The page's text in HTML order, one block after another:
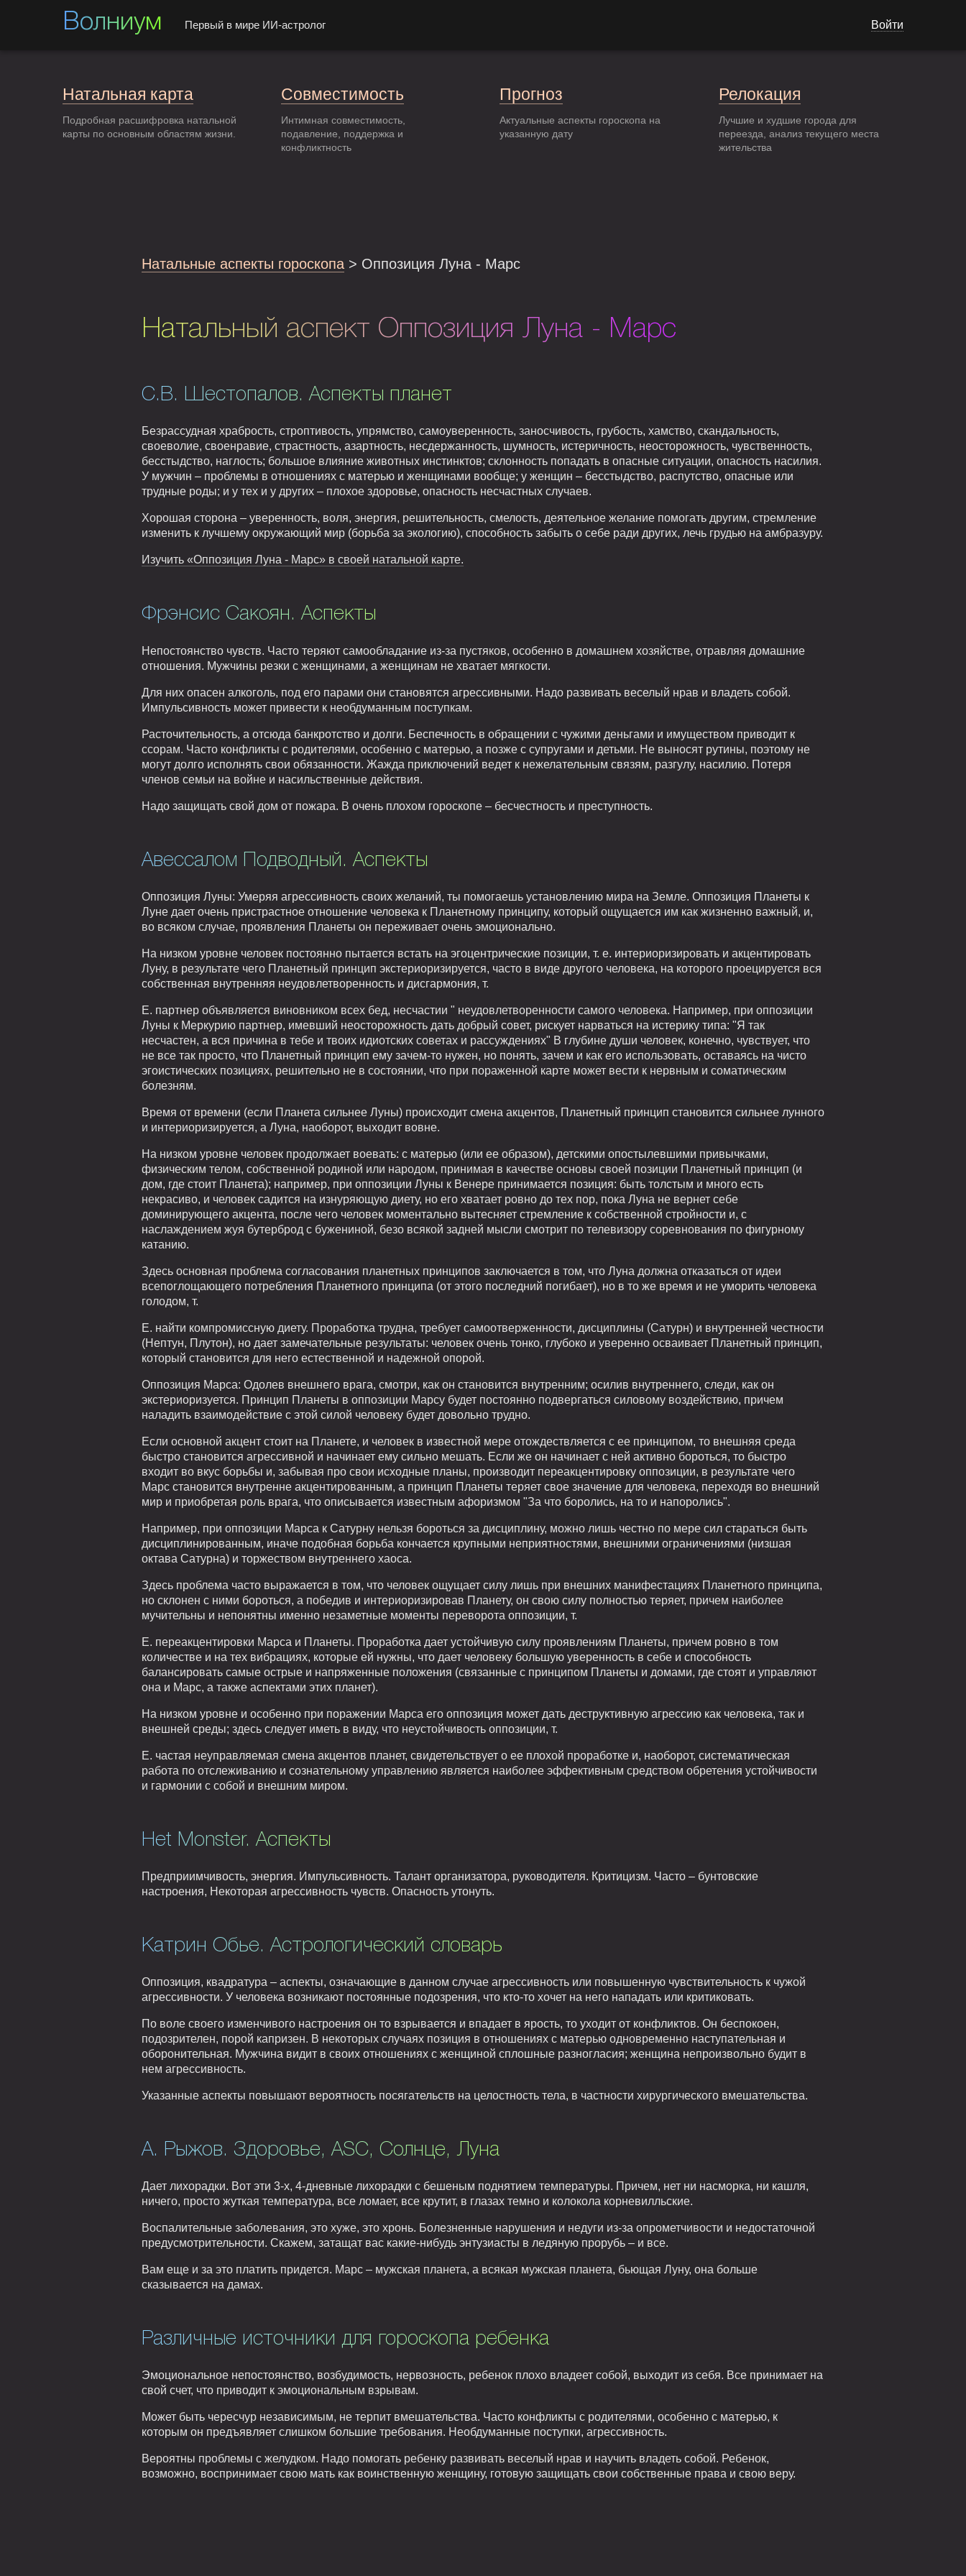
Волниум Первый в мире ИИ-астролог Войти
Натальная карта
Подробная расшифровка натальной
карты по основным областям жизни.
Совместимость
Интимная совместимость,
подавление, поддержка и
конфликтность
Прогноз
Актуальные аспекты гороскопа на
указанную дату
Релокация
Лучшие и худшие города для
переезда, анализ текущего места
жительства
Натальные аспекты гороскопа > Оппозиция Луна - Марс
Натальный аспект Оппозиция Луна - Марс
С.В. Шестопалов. Аспекты планет
Безрассудная храбрость, строптивость, упрямство, самоуверенность, заносчивость, грубость, хамство, скандальность,
своеволие, своенравие, страстность, азартность, несдержанность, шумность, истеричность, неосторожность, чувственность,
бесстыдство, наглость; большое влияние животных инстинктов; склонность попадать в опасные ситуации, опасность насилия.
У мужчин – проблемы в отношениях с матерью и женщинами вообще; у женщин – бесстыдство, распутство, опасные или
трудные роды; и у тех и у других – плохое здоровье, опасность несчастных случаев.
Хорошая сторона – уверенность, воля, энергия, решительность, смелость, деятельное желание помогать другим, стремление
изменить к лучшему окружающий мир (борьба за экологию), способность забыть о себе ради других, лечь грудью на амбразуру.
Изучить «Оппозиция Луна - Марс» в своей натальной карте.
Фрэнсис Сакоян. Аспекты
Непостоянство чувств. Часто теряют самообладание из-за пустяков, особенно в домашнем хозяйстве, отравляя домашние
отношения. Мужчины резки с женщинами, а женщинам не хватает мягкости.
Для них опасен алкоголь, под его парами они становятся агрессивными. Надо развивать веселый нрав и владеть собой.
Импульсивность может привести к необдуманным поступкам.
Расточительность, а отсюда банкротство и долги. Беспечность в обращении с чужими деньгами и имуществом приводит к
ссорам. Часто конфликты с родителями, особенно с матерью, а позже с супругами и детьми. Не выносят рутины, поэтому не
могут долго исполнять свои обязанности. Жажда приключений ведет к нежелательным связям, разгулу, насилию. Потеря
членов семьи на войне и насильственные действия.
Надо защищать свой дом от пожара. В очень плохом гороскопе – бесчестность и преступность.
Авессалом Подводный. Аспекты
Оппозиция Луны: Умеряя агрессивность своих желаний, ты помогаешь установлению мира на Земле. Оппозиция Планеты к
Луне дает очень пристрастное отношение человека к Планетному принципу, который ощущается им как жизненно важный, и,
во всяком случае, проявления Планеты он переживает очень эмоционально.
На низком уровне человек постоянно пытается встать на эгоцентрические позиции, т. е. интериоризировать и акцентировать
Луну, в результате чего Планетный принцип экстериоризируется, часто в виде другого человека, на которого проецируется вся
собственная внутренняя неудовлетворенность и дисгармония, т.
Е. партнер объявляется виновником всех бед, несчастии " неудовлетворенности самого человека. Например, при оппозиции
Луны к Меркурию партнер, имевший неосторожность дать добрый совет, рискует нарваться на истерику типа: "Я так
несчастен, а вся причина в тебе и твоих идиотских советах и рассуждениях" В глубине души человек, конечно, чувствует, что
не все так просто, что Планетный принцип ему зачем-то нужен, но понять, зачем и как его использовать, оставаясь на чисто
эгоистических позициях, решительно не в состоянии, что при пораженной карте может вести к нервным и соматическим
болезням.
Время от времени (если Планета сильнее Луны) происходит смена акцентов, Планетный принцип становится сильнее лунного
и интериоризируется, а Луна, наоборот, выходит вовне.
На низком уровне человек продолжает воевать: с матерью (или ее образом), детскими опостылевшими привычками,
физическим телом, собственной родиной или народом, принимая в качестве основы своей позиции Планетный принцип (и
дом, где стоит Планета); например, при оппозиции Луны к Венере принимается позиция: быть толстым и много есть
некрасиво, и человек садится на изнуряющую диету, но его хватает ровно до тех пор, пока Луна не вернет себе
доминирующего акцента, после чего человек моментально вытесняет стремление к собственной стройности и, с
наслаждением жуя бутерброд с бужениной, безо всякой задней мысли смотрит по телевизору соревнования по фигурному
катанию.
Здесь основная проблема согласования планетных принципов заключается в том, что Луна должна отказаться от идеи
всепоглощающего потребления Планетного принципа (от этого последний погибает), но в то же время и не уморить человека
голодом, т.
Е. найти компромиссную диету. Проработка трудна, требует самоотверженности, дисциплины (Сатурн) и внутренней честности
(Нептун, Плутон), но дает замечательные результаты: человек очень тонко, глубоко и уверенно осваивает Планетный принцип,
который становится для него естественной и надежной опорой.
Оппозиция Марса: Одолев внешнего врага, смотри, как он становится внутренним; осилив внутреннего, следи, как он
экстериоризуется. Принцип Планеты в оппозиции Марсу будет постоянно подвергаться силовому воздействию, причем
наладить взаимодействие с этой силой человеку будет довольно трудно.
Если основной акцент стоит на Планете, и человек в известной мере отождествляется с ее принципом, то внешняя среда
быстро становится агрессивной и начинает ему сильно мешать. Если же он начинает с ней активно бороться, то быстро
входит во вкус борьбы и, забывая про свои исходные планы, производит переакцентировку оппозиции, в результате чего
Марс становится внутренне акцентированным, а принцип Планеты теряет свое значение для человека, переходя во внешний
мир и приобретая роль врага, что описывается известным афоризмом "За что боролись, на то и напоролись".
Например, при оппозиции Марса к Сатурну нельзя бороться за дисциплину, можно лишь честно по мере сил стараться быть
дисциплинированным, иначе подобная борьба кончается крупными неприятностями, внешними ограничениями (низшая
октава Сатурна) и торжеством внутреннего хаоса.
Здесь проблема часто выражается в том, что человек ощущает силу лишь при внешних манифестациях Планетного принципа,
но склонен с ними бороться, а победив и интериоризировав Планету, он свою силу полностью теряет, причем наиболее
мучительны и непонятны именно незаметные моменты переворота оппозиции, т.
Е. переакцентировки Марса и Планеты. Проработка дает устойчивую силу проявлениям Планеты, причем ровно в том
количестве и на тех вибрациях, которые ей нужны, что дает человеку большую уверенность в себе и способность
балансировать самые острые и напряженные положения (связанные с принципом Планеты и домами, где стоят и управляют
она и Марс, а также аспектами этих планет).
На низком уровне и особенно при поражении Марса его оппозиция может дать деструктивную агрессию как человека, так и
внешней среды; здесь следует иметь в виду, что неустойчивость оппозиции, т.
Е. частая неуправляемая смена акцентов планет, свидетельствует о ее плохой проработке и, наоборот, систематическая
работа по отслеживанию и сознательному управлению является наиболее эффективным средством обретения устойчивости
и гармонии с собой и внешним миром.
Het Monster. Аспекты
Предприимчивость, энергия. Импульсивность. Талант организатора, руководителя. Критицизм. Часто – бунтовские
настроения, Некоторая агрессивность чувств. Опасность утонуть.
Катрин Обье. Астрологический словарь
Оппозиция, квадратура – аспекты, означающие в данном случае агрессивность или повышенную чувствительность к чужой
агрессивности. У человека возникают постоянные подозрения, что кто-то хочет на него нападать или критиковать.
По воле своего изменчивого настроения он то взрывается и впадает в ярость, то уходит от конфликтов. Он беспокоен,
подозрителен, порой капризен. В некоторых случаях позиция в отношениях с матерью одновременно наступательная и
оборонительная. Мужчина видит в своих отношениях с женщиной сплошные разногласия; женщина непроизвольно будит в
нем агрессивность.
Указанные аспекты повышают вероятность посягательств на целостность тела, в частности хирургического вмешательства.
А. Рыжов. Здоровье, ASC, Солнце, Луна
Дает лихорадки. Вот эти 3-х, 4-дневные лихорадки с бешеным поднятием температуры. Причем, нет ни насморка, ни кашля,
ничего, просто жуткая температура, все ломает, все крутит, в глазах темно и колокола корневилльские.
Воспалительные заболевания, это хуже, это хронь. Болезненные нарушения и недуги из-за опрометчивости и недостаточной
предусмотрительности. Скажем, затащат вас какие-нибудь энтузиасты в ледяную прорубь – и все.
Вам еще и за это платить придется. Марс – мужская планета, а всякая мужская планета, бьющая Луну, она больше
сказывается на дамах.
Различные источники для гороскопа ребенка
Эмоциональное непостоянство, возбудимость, нервозность, ребенок плохо владеет собой, выходит из себя. Все принимает на
свой счет, что приводит к эмоциональным взрывам.
Может быть чересчур независимым, не терпит вмешательства. Часто конфликты с родителями, особенно с матерью, к
которым он предъявляет слишком большие требования. Необдуманные поступки, агрессивность.
Вероятны проблемы с желудком. Надо помогать ребенку развивать веселый нрав и научить владеть собой. Ребенок,
возможно, воспринимает свою мать как воинственную женщину, готовую защищать свои собственные права и свою веру.